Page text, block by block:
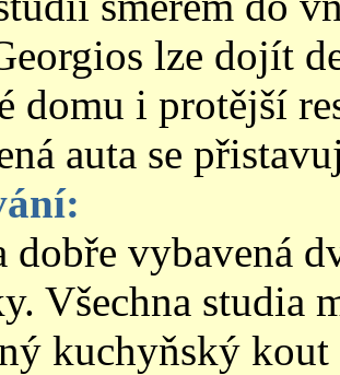
lze dojít
domu i protější
auta se
dobře vybavená
Všechna studia
kuchyňský